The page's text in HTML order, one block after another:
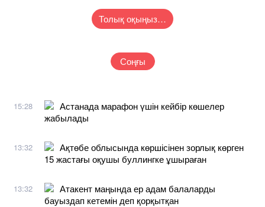
Толық оқыңыз…
Соңғы
15:28
Астанада марафон үшін кейбір көшелер
жабылады
13:32
Ақтөбе облысында көршісінен зорлық көрген
15 жастағы оқушы буллингке ұшыраған
13:32
Атакент маңында ер адам балаларды
бауыздап кетемін деп қорқытқан